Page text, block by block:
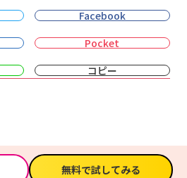
Facebook
Pocket
コピー
無料で試してみる